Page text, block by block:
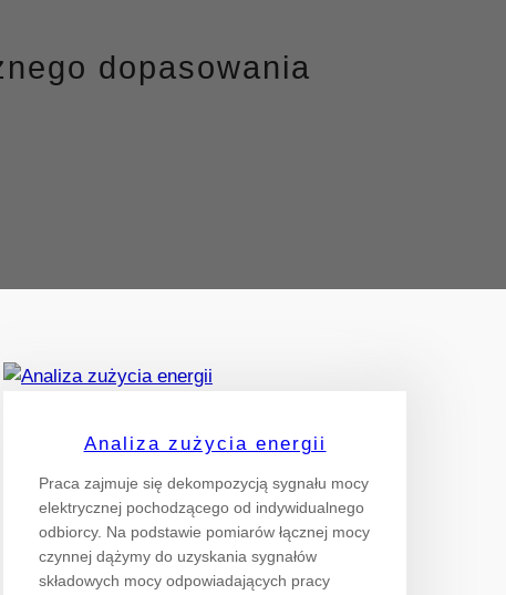
dopasowania
Analiza zużycia energii
Praca zajmuje się dekompozycją sygnału mocy
elektrycznej pochodzącego od indywidualnego
odbiorcy. Na podstawie pomiarów łącznej mocy
czynnej dążymy do uzyskania sygnałów
składowych mocy odpowiadających pracy